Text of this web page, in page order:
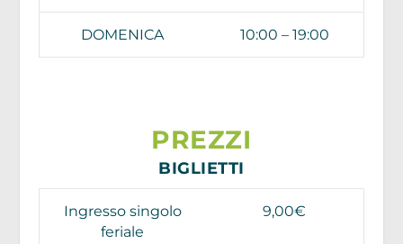
DOMENICA 10:00 – 19:00
PREZZI
BIGLIETTI
Ingresso singolo
feriale
9,00€